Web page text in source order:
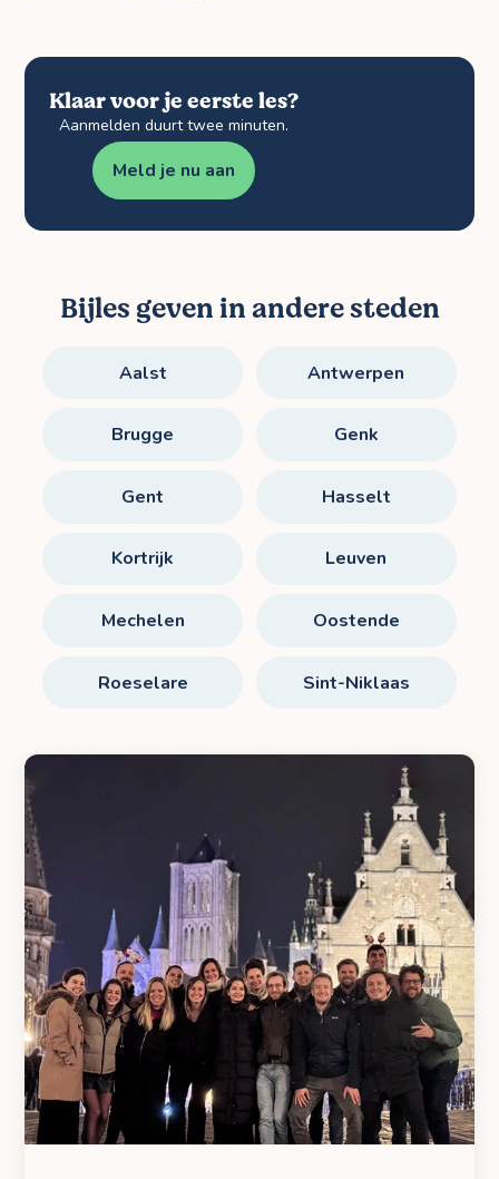
Klaar voor je eerste les?
Aanmelden duurt twee minuten.
Meld je nu aan
Bijles geven in andere steden
Aalst Antwerpen
Brugge Genk
Gent Hasselt
Kortrijk Leuven
Mechelen Oostende
Roeselare Sint-Niklaas